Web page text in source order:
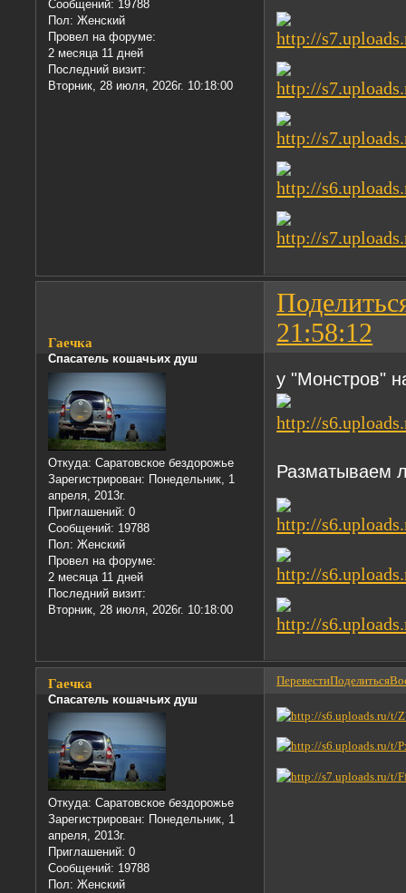
Сообщений: 19788
Пол: Женский
Провел на форуме:
2 месяца 11 дней
Последний визит:
Вторник, 28 июля, 2026г. 10:18:00
21:58:12
Гаечка
Спасатель кошачьих душ
Откуда: Саратовское бездорожье
Зарегистрирован: Понедельник, 1
апреля, 2013г.
Приглашений: 0
Сообщений: 19788
Пол: Женский
Провел на форуме:
2 месяца 11 дней
Последний визит:
Вторник, 28 июля, 2026г. 10:18:00
у "Монстров"
Разматываем
ПеревестиПоделиться
Гаечка
Спасатель кошачьих душ
Откуда: Саратовское бездорожье
Зарегистрирован: Понедельник, 1
апреля, 2013г.
Приглашений: 0
Сообщений: 19788
Пол: Женский